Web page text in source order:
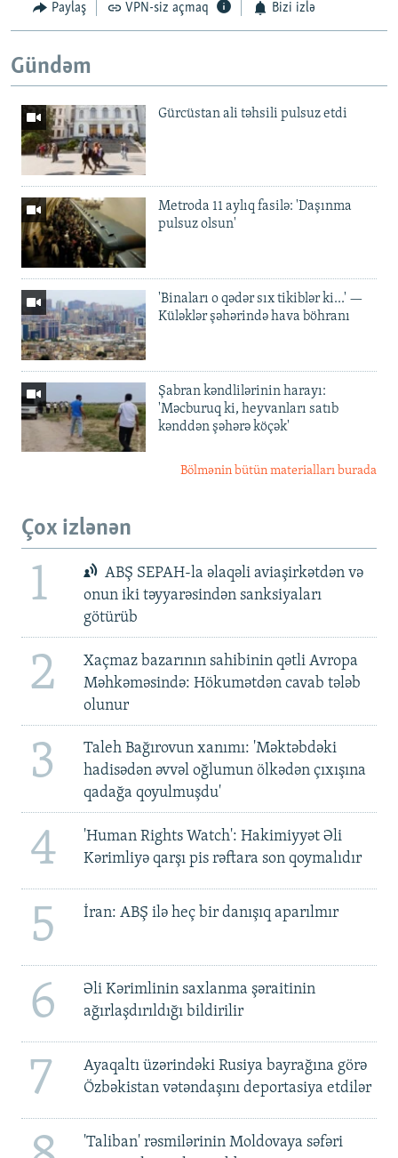
Paylaş VPN-siz açmaq Bizi izlə
Gündəm
Gürcüstan ali təhsili pulsuz etdi
Metroda 11 aylıq fasilə: 'Daşınma
pulsuz olsun'
'Binaları o qədər sıx tikiblər ki...' —
Küləklər şəhərində hava böhranı
Şabran kəndlilərinin harayı:
'Məcburuq ki, heyvanları satıb
kənddən şəhərə köçək'
Bölmənin bütün materialları burada
Çox izlənən
1
ABŞ SEPAH-la əlaqəli aviaşirkətdən və
onun iki təyyarəsindən sanksiyaları
götürüb
2
Xaçmaz bazarının sahibinin qətli Avropa
Məhkəməsində: Hökumətdən cavab tələb
olunur
3
Taleh Bağırovun xanımı: 'Məktəbdəki
hadisədən əvvəl oğlumun ölkədən çıxışına
qadağa qoyulmuşdu'
4
'Human Rights Watch': Hakimiyyət Əli
Kərimliyə qarşı pis rəftara son qoymalıdır
5 İran: ABŞ ilə heç bir danışıq aparılmır
6
Əli Kərimlinin saxlanma şəraitinin
ağırlaşdırıldığı bildirilir
7
Ayaqaltı üzərindəki Rusiya bayrağına görə
Özbəkistan vətəndaşını deportasiya etdilər
'Taliban' rəsmilərinin Moldovaya səfəri